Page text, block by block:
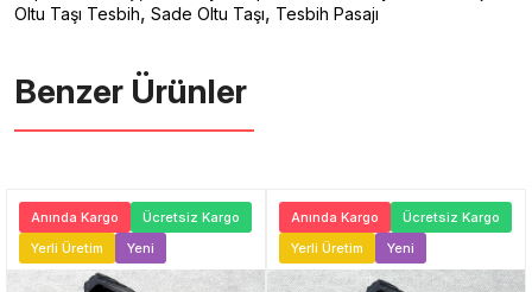
Oltu Taşı Tesbih, Sade Oltu Taşı, Tesbih Pasajı
Benzer Ürünler ️
Anında Kargo
Ücretsiz Kargo
Yerli Üretim
Yeni
Anında Kargo
Ücretsiz Kargo
Yerli Üretim
Yeni